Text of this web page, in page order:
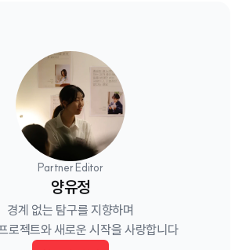
Partner Editor
양유정
경계 없는 탐구를 지향하며
로젝트와 새로운 시작을 사랑합니다